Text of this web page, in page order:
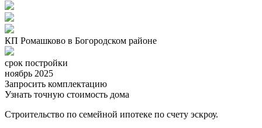
КП Ромашково в Богородском районе
срок постройки
ноябрь 2025
Запросить комплектацию
Узнать точную стоимость дома
Строительство по семейной ипотеке по счету эскроу.